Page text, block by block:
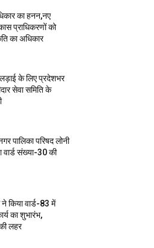
का हनन,नए
प्राधिकरणों को
का अधिकार
के लिए प्रदेशभर
सेवा समिति के
पालिका परिषद लोनी
वार्ड संख्या-30 की
ने किया वार्ड-83 में
का शुभारंभ,
लहर